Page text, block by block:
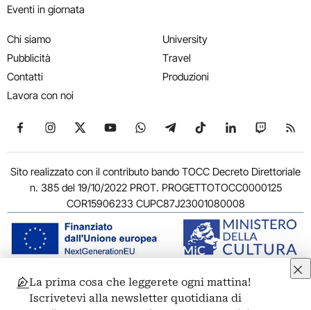
Eventi in giornata
Chi siamo
Pubblicità
Contatti
Lavora con noi
University
Travel
Produzioni
Seguici su Facebook
Seguici su Instagram
Seguici su X
Seguici su YouTube
Seguici su WhatsApp
Seguici su Telegram
Seguici su TikTok
Seguici su
Seguici
Sito realizzato con il contributo bando TOCC Decreto Direttoriale
n. 385 del 19/10/2022 PROT. PROGETTOTOCC0000125
COR15906233 CUPC87J23001080008
© 2011-2026 ARTRIBUNE srl – Corso Vittorio Emanuele II, 287 –
00186 Roma - P.I. 11381581005
La prima cosa che leggerete ogni mattina!
Iscrivetevi alla newsletter quotidiana di